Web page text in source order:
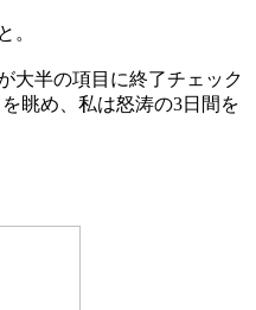
。
大半の項目に終了チェック
眺め、私は怒涛の3日間を